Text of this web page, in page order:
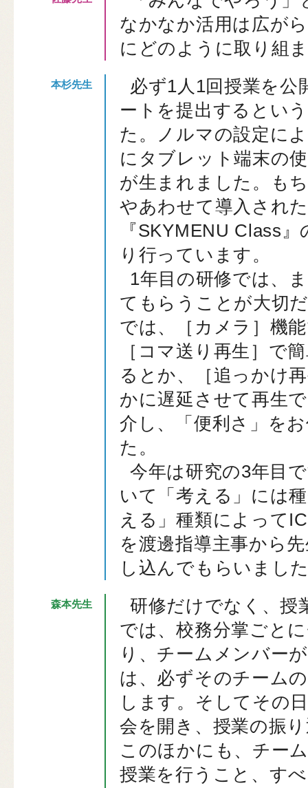
なかなか活用は広が
にどのように取り組
必ず1人1回授業を公
ートを提出するとい
た。ノルマの設定に
にタブレット端末の
が生まれました。も
やあわせて導入され
『SKYMENU Class
り行っています。
1年目の研修では、
てもらうことが大切
では、［カメラ］機
［コマ送り再生］で
るとか、［追っかけ
かに遅延させて再生
介し、「便利さ」を
た。
今年は研究の3年目
いて「考える」には
える」種類によって
を渡邊指導主事から
し込んでもらいまし
研修だけでなく、授
では、校務分掌ごと
り、チームメンバー
は、必ずそのチーム
します。そしてその
会を開き、授業の振
このほかにも、チー
授業を行うこと、す